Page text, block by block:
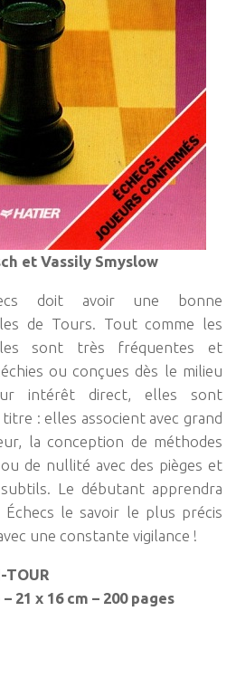
et Vassily Smyslow
doit avoir une bonne
de Tours. Tout comme les
sont très fréquentes et
ou conçues dès le milieu
intérêt direct, elles sont
: elles associent avec grand
la conception de méthodes
de nullité avec des pièges et
Le débutant apprendra
le savoir le plus précis
une constante vigilance !
TOUR
21 x 16 cm – 200 pages